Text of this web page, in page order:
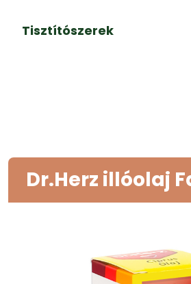
Tisztítószerek
Dr.Herz illóolaj